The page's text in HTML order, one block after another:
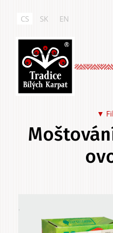
obsahu
Tradice Bílých Karpat
CS SK EN
▼
záložky
.